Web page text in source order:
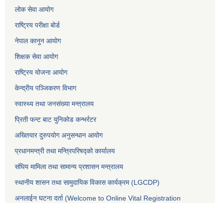
लोक सेवा आयोग
राष्ट्रिय परीक्षा बोर्ड
नेपाल कानुन आयोग
शिक्षक सेवा आयोग
राष्ट्रिय योजना आयोग
केन्द्रीय पञ्जिकरण विभाग
स्वास्थ्य तथा जनसंख्या मन्त्रालय
प्रिती फन्ट बाट युनिकोड कन्भर्रटर
अख्तियार दुरुपयोग अनुसन्धान आयोग
प्रधानमन्त्री तथा मन्त्रिपरिषद्को कार्यालय
संघिय मामिला तथा सामान्य प्रशासन मन्त्रालय
स्थानीय शासन तथा सामुदायिक विकास कार्यक्रम (LGCDP)
अनलाईन घटना दर्ता (Welcome to Online Vital Registration